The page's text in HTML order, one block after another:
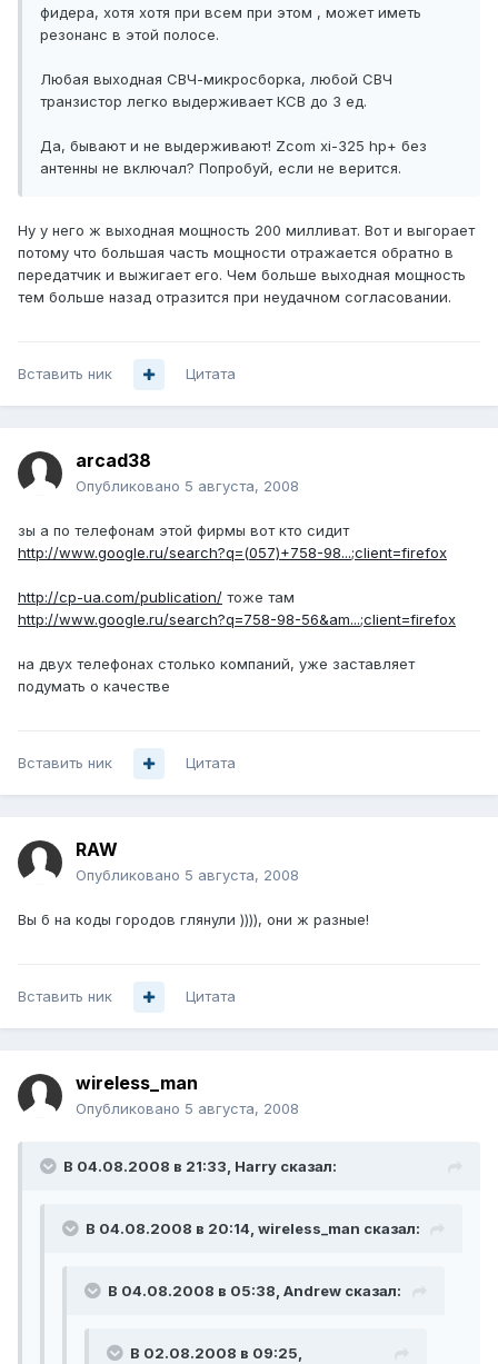
фидера, хотя хотя при всем при этом , может иметь
резонанс в этой полосе.
Любая выходная СВЧ-микросборка, любой СВЧ
транзистор легко выдерживает КСВ до 3 ед.
Да, бывают и не выдерживают! Zcom xi-325 hp+ без
антенны не включал? Попробуй, если не верится.
Ну у него ж выходная мощность 200 милливат. Вот и выгорает
потому что большая часть мощности отражается обратно в
передатчик и выжигает его. Чем больше выходная мощность
тем больше назад отразится при неудачном согласовании.
Вставить ник Цитата
arcad38
Опубликовано 5 августа, 2008
зы а по телефонам этой фирмы вот кто сидит
http://www.google.ru/search?q=(057)+758-98...;client=firefox
http://cp-ua.com/publication/ тоже там
http://www.google.ru/search?q=758-98-56&am...;client=firefox
на двух телефонах столько компаний, уже заставляет
подумать о качестве
Вставить ник Цитата
RAW
Опубликовано 5 августа, 2008
Вы б на коды городов глянули )))), они ж разные!
Вставить ник Цитата
wireless_man
Опубликовано 5 августа, 2008
В 04.08.2008 в 21:33, Harry сказал:
В 04.08.2008 в 20:14, wireless_man сказал:
В 04.08.2008 в 05:38, Andrеw сказал:
В 02.08.2008 в 09:25,